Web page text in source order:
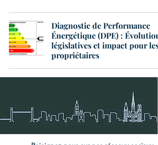
Diagnostic de Performance
Énergétique (DPE) :
législatives et impact pour les
propriétaires